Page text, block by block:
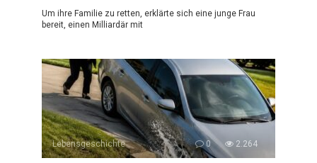
Um ihre Familie zu retten, erklärte sich eine junge Frau
bereit, einen Milliardär mit
Lebensgeschichte 0 2.264